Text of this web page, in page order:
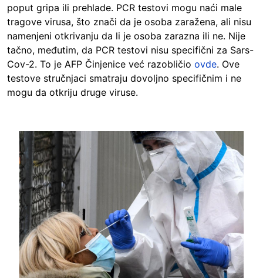
poput gripa ili prehlade. PCR testovi mogu naći male
tragove virusa, što znači da je osoba zaražena, ali nisu
namenjeni otkrivanju da li je osoba zarazna ili ne. Nije
tačno, međutim, da PCR testovi nisu specifični za Sars-
Cov-2. To je AFP Činjenice već razobličio ovde. Ove
testove stručnjaci smatraju dovoljno specifičnim i ne
mogu da otkriju druge viruse.
Image